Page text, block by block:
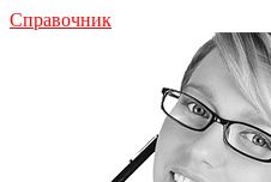
Справочник